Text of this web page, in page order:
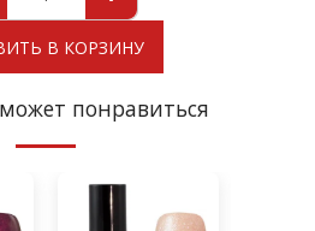
В КОРЗИНУ
понравиться